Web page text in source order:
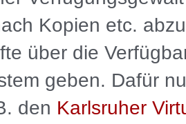
Kopien etc.
über die
geben. Dafür
den Karlsruher